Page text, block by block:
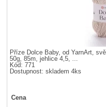
Příze Dolce Baby, od YarnArt,
50g, 85m, jehlice 4,5, ...
Kód: 771
Dostupnost:skladem 4ks
Cena